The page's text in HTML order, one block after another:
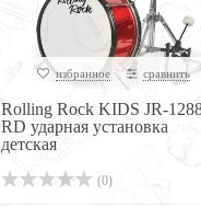
избранное сравнить
Rolling Rock KIDS JR-
RD ударная установка
детская
(0)